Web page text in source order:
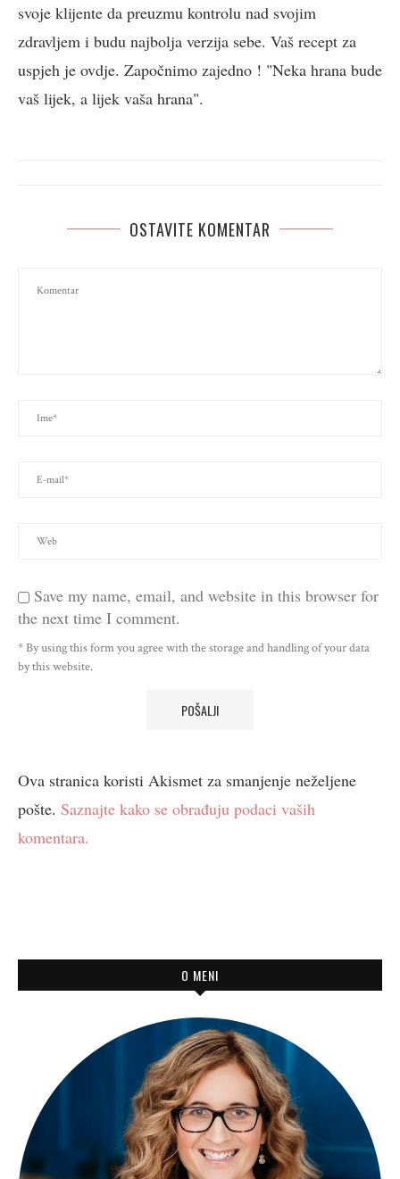
svoje klijente da preuzmu kontrolu nad svojim
zdravljem i budu najbolja verzija sebe. Vaš recept za
uspjeh je ovdje. Započnimo zajedno ! "Neka hrana bude
vaš lijek, a lijek vaša hrana".
OSTAVITE KOMENTAR
Save my name, email, and website in this browser for
the next time I comment.
* By using this form you agree with the storage and handling of your data
by this website.
Ova stranica koristi Akismet za smanjenje neželjene
pošte. Saznajte kako se obrađuju podaci vaših
komentara.
O MENI